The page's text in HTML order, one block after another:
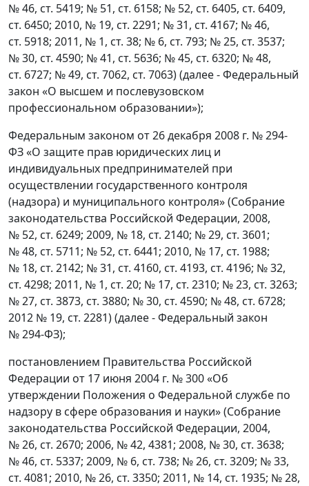
№ 46, ст. 5419; № 51, ст. 6158; № 52, ст. 6405, ст. 6409,
ст. 6450; 2010, № 19, ст. 2291; № 31, ст. 4167; № 46,
ст. 5918; 2011, № 1, ст. 38; № 6, ст. 793; № 25, ст. 3537;
№ 30, ст. 4590; № 41, ст. 5636; № 45, ст. 6320; № 48,
ст. 6727; № 49, ст. 7062, ст. 7063) (далее - Федеральный
закон «О высшем и послевузовском
профессиональном образовании»);
Федеральным законом от 26 декабря 2008 г. № 294-
ФЗ «О защите прав юридических лиц и
индивидуальных предпринимателей при
осуществлении государственного контроля
(надзора) и муниципального контроля» (Собрание
законодательства Российской Федерации, 2008,
№ 52, ст. 6249; 2009, № 18, ст. 2140; № 29, ст. 3601;
№ 48, ст. 5711; № 52, ст. 6441; 2010, № 17, ст. 1988;
№ 18, ст. 2142; № 31, ст. 4160, ст. 4193, ст. 4196; № 32,
ст. 4298; 2011, № 1, ст. 20; № 17, ст. 2310; № 23, ст. 3263;
№ 27, ст. 3873, ст. 3880; № 30, ст. 4590; № 48, ст. 6728;
2012 № 19, ст. 2281) (далее - Федеральный закон
№ 294-ФЗ);
постановлением Правительства Российской
Федерации от 17 июня 2004 г. № 300 «Об
утверждении Положения о Федеральной службе по
надзору в сфере образования и науки» (Собрание
законодательства Российской Федерации, 2004,
№ 26, ст. 2670; 2006, № 42, 4381; 2008, № 30, ст. 3638;
№ 46, ст. 5337; 2009, № 6, ст. 738; № 26, ст. 3209; № 33,
ст. 4081; 2010, № 26, ст. 3350; 2011, № 14, ст. 1935; № 28,